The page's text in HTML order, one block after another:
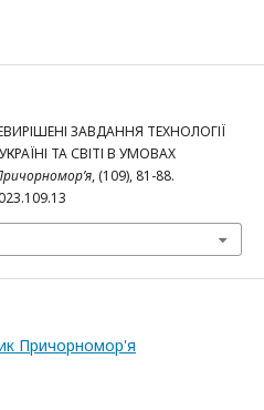
ЗАВДАННЯ ТЕХНОЛОГІЇ
ТА СВІТІ В УМОВАХ
, (109), 81-88.
Причорномор'я